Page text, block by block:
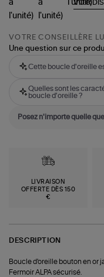
VOIR
VOTRE CONSEILLÈRE
Une question sur ce
Cette boucle d'oreille
Quelles sont les
boucle d'oreille ?
LIVRAISON
OFFERTE DÈS 150
€
DESCRIPTION
Boucle d'oreille bouton en or
Fermoir ALPA sécurisé.